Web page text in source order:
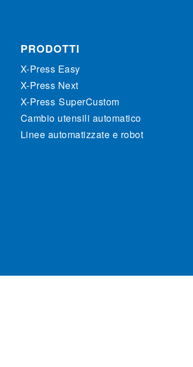
PRODOTTI
X-Press Easy
X-Press Next
X-Press SuperCustom
Cambio utensili automatico
Linee automatizzate e robot